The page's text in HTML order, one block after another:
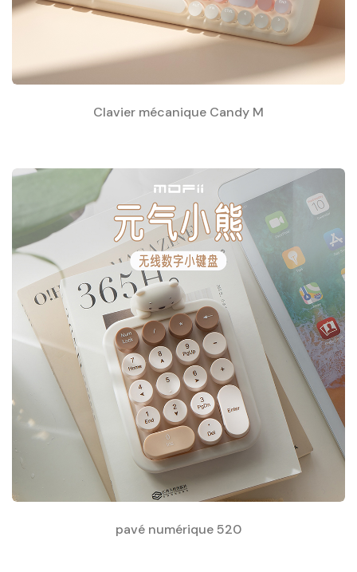
Clavier mécanique Candy M
pavé numérique 520